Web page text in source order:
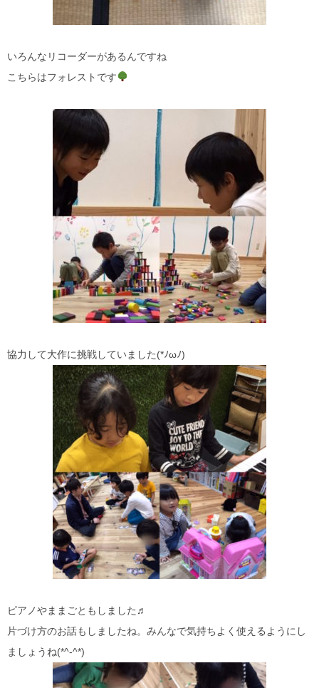
いろんなリコーダーがあるんですね
こちらはフォレストです
協力して大作に挑戦していました(*ﾉωﾉ)
ピアノやままごともしました♬
片づけ方のお話もしましたね。みんなで気持ちよく使えるようにし
ましょうね(*^-^*)